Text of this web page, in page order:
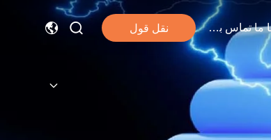
با ما تماس بگیرید نقل قول